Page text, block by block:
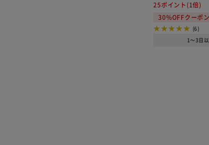
25ポイント(1倍)
30%OFFクーポン
(6)
1～3日